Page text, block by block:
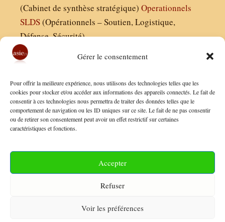
Gérer le consentement
Pour offrir la meilleure expérience, nous utilisons des technologies telles que les
cookies pour stocker et/ou accéder aux informations des appareils connectés. Le fait de
consentir à ces technologies nous permettra de traiter des données telles que le
comportement de navigation ou les ID uniques sur ce site. Le fait de ne pas consentir
ou de retirer son consentement peut avoir un effet restrictif sur certaines
caractéristiques et fonctions.
Accepter
Refuser
Voir les préférences
(Cabinet de synthèse stratégique) Operationnels
SLDS(Opérationnels – Soutien, Logistique,
Défense, Sécurité)
Finaldées EURL
Siège social : 13 avenue Boudon, 75016, Paris
Nous contacter
Conditions Générales de Vente
Politique de Confidentialité